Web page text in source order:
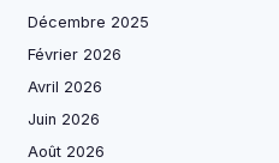
Décembre 2025
Février 2026
Avril 2026
Juin 2026
Août 2026